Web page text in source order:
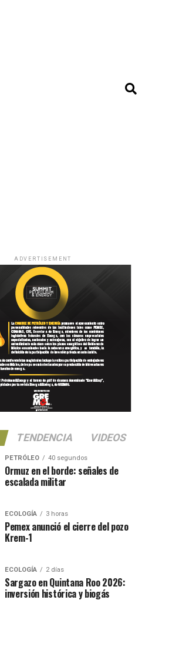
ADVERTISEMENT
TENDENCIA VIDEOS
PETRÓLEO 40 segundos
Ormuz en el borde: señales de
escalada militar
ECOLOGÍA 3 horas
Pemex anunció el cierre del pozo
Krem-1
ECOLOGÍA 2 días
Sargazo en Quintana Roo 2026:
inversión histórica y biogás